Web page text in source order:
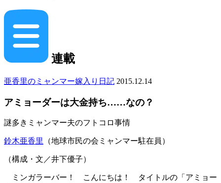
連載
亜香里のミャンマー嫁入り日記 2015.12.14
アミョーダーは大金持ち……なの？
謎多きミャンマー夫のフトコロ事情
鈴木亜香里 （地球市民の会ミャンマー駐在員）
（構成・文／井下優子）
ミンガラーバー！ こんにちは！ タイトルの「アミョー